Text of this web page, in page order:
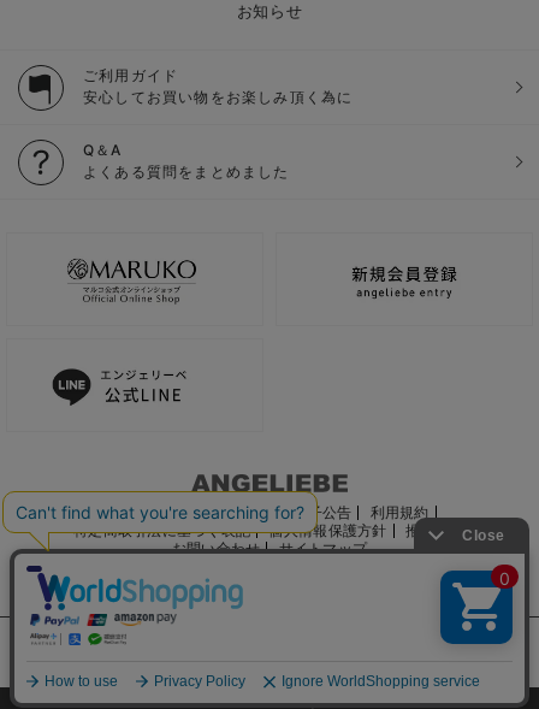
お知らせ
ご利用ガイド
安心してお買い物をお楽しみ頂く為に
Q＆A
よくある質問をまとめました
ご利用ガイド 会社概要 電子公告
利用規約
特定商取引法に基づく表記
個人情報保護方針
推奨環境
お問い合わせ
サイトマップ
サイト内の文章、画像などの著作物はマルコ株式会社に属します。
©2022 MARUKO CO., LTD.